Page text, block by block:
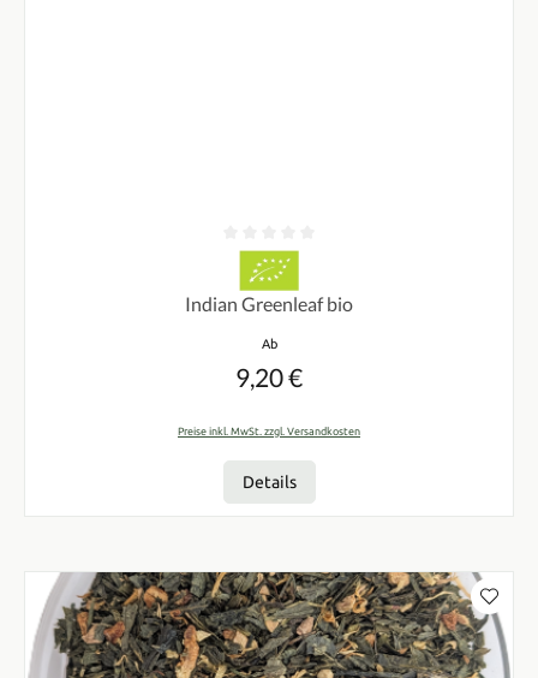
Durchschnittliche Bewertung von 0 von 5 Sternen
Indian Greenleaf bio
Regulärer Preis:
Ab
9,20 €
Preise inkl. MwSt. zzgl. Versandkosten
Details